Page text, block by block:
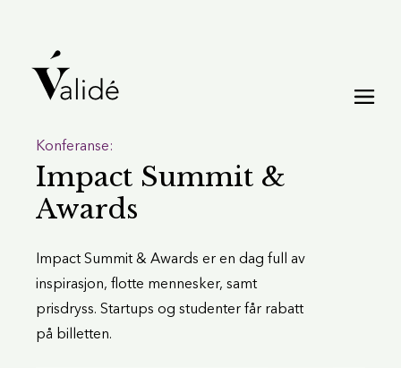
Konferanse:
Impact Summit &
Awards
Impact Summit & Awards er en dag full av
inspirasjon, flotte mennesker, samt
prisdryss. Startups og studenter får rabatt
på billetten.